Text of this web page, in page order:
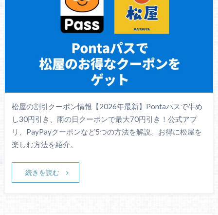
松屋の割引クーポン情報【2026年最新】Pontaパスで牛め
し30円引き、雨の日クーポンで最大70円引き！公式アプ
リ、PayPayクーポンなど5つの方法を解説。お得に松屋を
楽しむ方法を紹介。
続きを読む